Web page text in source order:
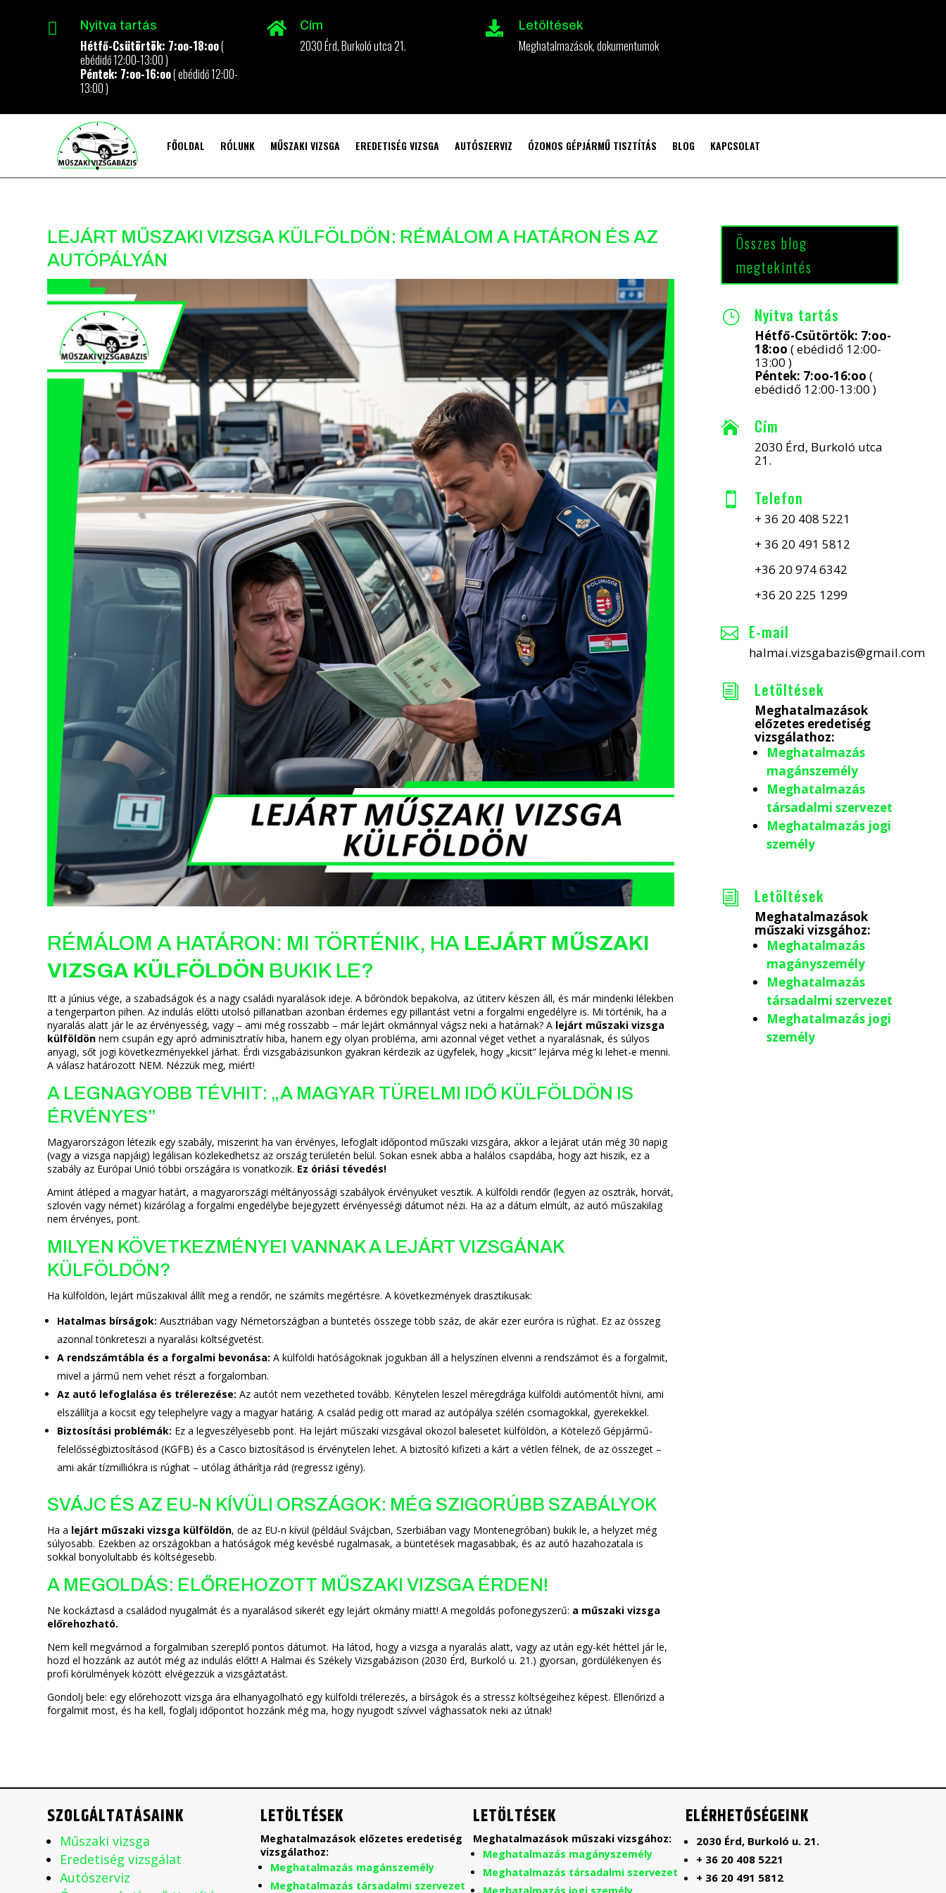
 Nyitva tartás
Hétfő-Csütörtök: 7:oo-18:oo(
ebédidő 12:00-13:00 )
Péntek: 7:oo-16:oo( ebédidő 12:00-
13:00 )
 Cím
2030 Érd, Burkoló utca 21.
 Letöltések
Meghatalmazások, dokumentumok
FŐOLDAL RÓLUNK MŰSZAKI VIZSGA EREDETISÉG VIZSGA AUTÓSZERVIZ ÓZONOS GÉPJÁRMŰ TISZTÍTÁS BLOG KAPCSOLAT
LEJÁRT MŰSZAKI VIZSGA KÜLFÖLDÖN: RÉMÁLOM A HATÁRON ÉS AZ
AUTÓPÁLYÁN
RÉMÁLOM A HATÁRON: MI TÖRTÉNIK, HA LEJÁRT MŰSZAKI
VIZSGA KÜLFÖLDÖN BUKIK LE?
Itt a június vége, a szabadságok és a nagy családi nyaralások ideje. A bőröndök bepakolva, az útiterv készen áll, és már mindenki lélekben
a tengerparton pihen. Az indulás előtti utolsó pillanatban azonban érdemes egy pillantást vetni a forgalmi engedélyre is. Mi történik, ha a
nyaralás alatt jár le az érvényesség, vagy – ami még rosszabb – már lejárt okmánnyal vágsz neki a határnak? A lejárt műszaki vizsga
külföldön nem csupán egy apró adminisztratív hiba, hanem egy olyan probléma, ami azonnal véget vethet a nyaralásnak, és súlyos
anyagi, sőt jogi következményekkel járhat. Érdi vizsgabázisunkon gyakran kérdezik az ügyfelek, hogy „kicsit” lejárva még ki lehet-e menni.
A válasz határozott NEM. Nézzük meg, miért!
A LEGNAGYOBB TÉVHIT: „A MAGYAR TÜRELMI IDŐ KÜLFÖLDÖN IS
ÉRVÉNYES”
Magyarországon létezik egy szabály, miszerint ha van érvényes, lefoglalt időpontod műszaki vizsgára, akkor a lejárat után még 30 napig
(vagy a vizsga napjáig) legálisan közlekedhetsz az ország területén belül. Sokan esnek abba a halálos csapdába, hogy azt hiszik, ez a
szabály az Európai Unió többi országára is vonatkozik. Ez óriási tévedés!
Amint átléped a magyar határt, a magyarországi méltányossági szabályok érvényüket vesztik. A külföldi rendőr (legyen az osztrák, horvát,
szlovén vagy német) kizárólag a forgalmi engedélybe bejegyzett érvényességi dátumot nézi. Ha az a dátum elmúlt, az autó műszakilag
nem érvényes, pont.
MILYEN KÖVETKEZMÉNYEI VANNAK A LEJÁRT VIZSGÁNAK
KÜLFÖLDÖN?
Ha külföldön, lejárt műszakival állít meg a rendőr, ne számíts megértésre. A következmények drasztikusak:
Hatalmas bírságok: Ausztriában vagy Németországban a büntetés összege több száz, de akár ezer euróra is rúghat. Ez az összeg
azonnal tönkreteszi a nyaralási költségvetést.
A rendszámtábla és a forgalmi bevonása: A külföldi hatóságoknak jogukban áll a helyszínen elvenni a rendszámot és a forgalmit,
mivel a jármű nem vehet részt a forgalomban.
Az autó lefoglalása és trélerezése: Az autót nem vezetheted tovább. Kénytelen leszel méregdrága külföldi autómentőt hívni, ami
elszállítja a kocsit egy telephelyre vagy a magyar határig. A család pedig ott marad az autópálya szélén csomagokkal, gyerekekkel.
Biztosítási problémák: Ez a legveszélyesebb pont. Ha lejárt műszaki vizsgával okozol balesetet külföldön, a Kötelező Gépjármű-
felelősségbiztosításod (KGFB) és a Casco biztosításod is érvénytelen lehet. A biztosító kifizeti a kárt a vétlen félnek, de az összeget –
ami akár tízmilliókra is rúghat – utólag áthárítja rád (regressz igény).
SVÁJC ÉS AZ EU-N KÍVÜLI ORSZÁGOK: MÉG SZIGORÚBB SZABÁLYOK
Ha a lejárt műszaki vizsga külföldön, de az EU-n kívül (például Svájcban, Szerbiában vagy Montenegróban) bukik le, a helyzet még
súlyosabb. Ezekben az országokban a hatóságok még kevésbé rugalmasak, a büntetések magasabbak, és az autó hazahozatala is
sokkal bonyolultabb és költségesebb.
A MEGOLDÁS: ELŐREHOZOTT MŰSZAKI VIZSGA ÉRDEN!
Ne kockáztasd a családod nyugalmát és a nyaralásod sikerét egy lejárt okmány miatt! A megoldás pofonegyszerű: a műszaki vizsga
előrehozható.
Nem kell megvárnod a forgalmiban szereplő pontos dátumot. Ha látod, hogy a vizsga a nyaralás alatt, vagy az után egy-két héttel jár le,
hozd el hozzánk az autót még az indulás előtt! A Halmai és Székely Vizsgabázison (2030 Érd, Burkoló u. 21.) gyorsan, gördülékenyen és
profi körülmények között elvégezzük a vizsgáztatást.
Gondolj bele: egy előrehozott vizsga ára elhanyagolható egy külföldi trélerezés, a bírságok és a stressz költségeihez képest. Ellenőrizd a
forgalmit most, és ha kell, foglalj időpontot hozzánk még ma, hogy nyugodt szívvel vághassatok neki az útnak!
Összes blog
megtekintés
} Nyitva tartás
Hétfő-Csütörtök: 7:oo-
18:oo ( ebédidő 12:00-
13:00 )
Péntek: 7:oo-16:oo (
ebédidő 12:00-13:00 )
 Cím
2030 Érd, Burkoló utca
21.
 Telefon
+ 36 20 408 5221
+ 36 20 491 5812
+36 20 974 6342
+36 20 225 1299
 E-mail
halmai.vizsgabazis@gmail.com
i Letöltések
Meghatalmazások
előzetes eredetiség
vizsgálathoz:
Meghatalmazás
magánszemély
Meghatalmazás
társadalmi szervezet
Meghatalmazás jogi
személy
i Letöltések
Meghatalmazások
műszaki vizsgához:
Meghatalmazás
magányszemély
Meghatalmazás
társadalmi szervezet
Meghatalmazás jogi
személy
SZOLGÁLTATÁSAINK
Műszaki vizsga
Eredetiség vizsgálat
Autószerviz
LETÖLTÉSEK
Meghatalmazások előzetes eredetiség
vizsgálathoz:
Meghatalmazás magánszemély
Meghatalmazás társadalmi szervezet
LETÖLTÉSEK
Meghatalmazások műszaki vizsgához:
Meghatalmazás magányszemély
Meghatalmazás társadalmi szervezet
ELÉRHETŐSÉGEINK
2030 Érd, Burkoló u. 21.
+ 36 20 408 5221
+ 36 20 491 5812